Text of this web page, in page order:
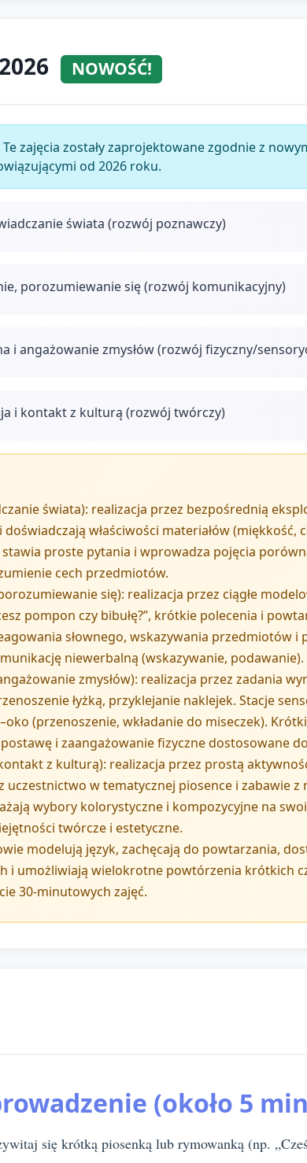
NOWOŚĆ!
Te zajęcia zostały zaprojektowane zgodnie z
od 2026 roku.
świata (rozwój poznawczy)
porozumiewanie się (rozwój komunikacyjny)
i angażowanie zmysłów (rozwój fizyczny/
i kontakt z kulturą (rozwój twórczy)
świata): realizacja przez bezpośrednią
doświadczają właściwości materiałów
proste pytania i wprowadza pojęcia
cech przedmiotów.
się): realizacja przez ciągłe
pompon czy bibułę?”, krótkie polecenia i
słownego, wskazywania przedmiotów
niewerbalną (wskazywanie, podawanie).
zmysłów): realizacja przez zadania
łyżką, przyklejanie naklejek. Stacje
(przenoszenie, wkładanie do miseczek).
i zaangażowanie fizyczne dostosowane
z kulturą): realizacja przez prostą
uczestnictwo w tematycznej piosence i zabawie
wybory kolorystyczne i kompozycyjne na
twórcze i estetyczne.
modelują język, zachęcają do powtarzania,
i umożliwiają wielokrotne powtórzenia krótkich
30-minutowych zajęć.
(około 5
się krótką piosenką lub rymowanką (np.